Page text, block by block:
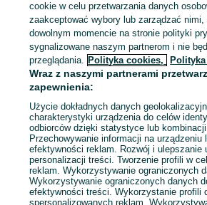
Zaloguj się lub załóż konto na OLX,
sprzedającym
Zaloguj się / Załóż konto
Zadzwoń / SMS
cookie w celu przetwarzania danych
zaakceptować wybory lub zarządzać
dowolnym momencie na stronie polityki
sygnalizowane naszym partnerom i nie
przeglądania. Polityka cookies,
Wraz z naszymi partnerami
zapewnienia:
Użycie dokładnych danych
charakterystyki urządzenia do celów
odbiorców dzięki statystyce lub
Przechowywanie informacji na
efektywności reklam. Rozwój i ulepszanie
personalizacji treści. Tworzenie profili w
reklam. Wykorzystywanie ograniczonych
Wykorzystywanie ograniczonych danych
efektywności treści. Wykorzystanie profili
spersonalizowanych reklam.